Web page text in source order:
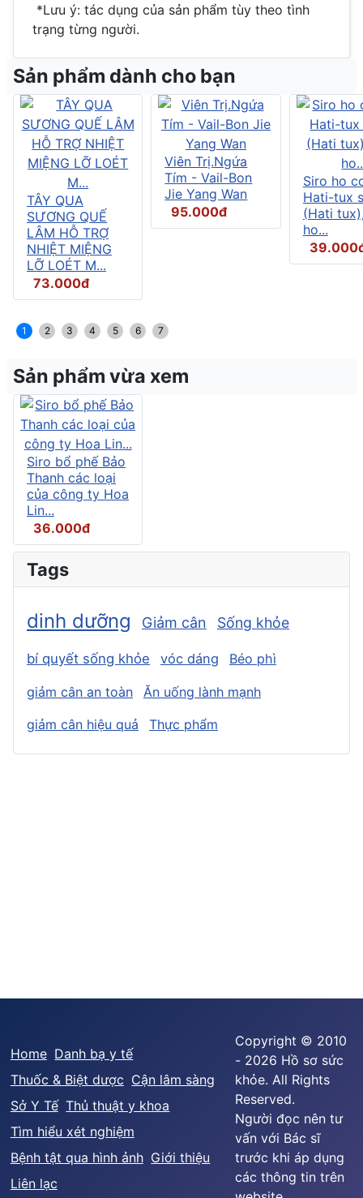
*Lưu ý: tác dụng của sản phẩm tùy theo tình
trạng từng người.
Sản phẩm dành cho bạn
TÂY QUA
SƯƠNG QUẾ
LÂM HỖ TRỢ
NHIỆT MIỆNG
LỠ LOÉT M...
73.000đ
Viên Trị.Ngứa
Tím - Vail-Bon
Jie Yang Wan
95.000đ
Siro ho
Hati-tux
(Hati
ho...
1 2 3 4 5 6 7
Sản phẩm vừa xem
Siro bổ phế Bảo
Thanh các loại
của công ty Hoa
Lin...
36.000đ
Tags
dinh dưỡng Giảm cân Sống khỏe
bí quyết sống khỏe vóc dáng Béo phì
giảm cân an toàn
Ăn uống lành mạnh
giảm cân hiệu quả
Thực phẩm
Home Danh bạ y tế
Thuốc & Biệt dược Cận lâm sàng
Sở Y Tế Thủ thuật y khoa
Tìm hiểu xét nghiệm
Bệnh tật qua hình ảnh Giới thiệu
Liên lạc
Copyright © 2010
- 2026 Hồ sơ sức
khỏe. All Rights
Reserved.
Người đọc nên tư
vấn với Bác sĩ
trước khi áp dụng
các thông tin trên